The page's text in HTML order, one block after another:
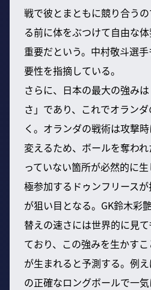
戦で彼とまともに競り合う
る前に体をぶつけて自由な
重要だという。中村敬斗選
要性を指摘している。
さらに、日本の最大の強み
さ」であり、これでオラン
く。オランダの戦術は攻撃
変えるため、ボールを奪わ
っていない箇所が必然的に
極参加するドゥンフリース
が狙い目となる。GK鈴木彩
替えの速さには世界的に見
ており、この強みを生かす
が生まれると予測する。例
の正確なロングボールで一